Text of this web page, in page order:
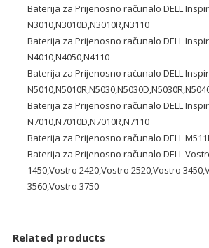
Baterija za Prijenosno računalo DELL
N3010,N3010D,N3010R,N3110
Baterija za Prijenosno računalo DELL
N4010,N4050,N4110
Baterija za Prijenosno računalo DELL
Baterija za Prijenosno računalo DELL
N7010,N7010D,N7010R,N7110
Baterija za Prijenosno računalo DELL
Baterija za Prijenosno računalo DELL
1450,Vostro 2420,Vostro 2520,Vostro
3560,Vostro 3750
Related products